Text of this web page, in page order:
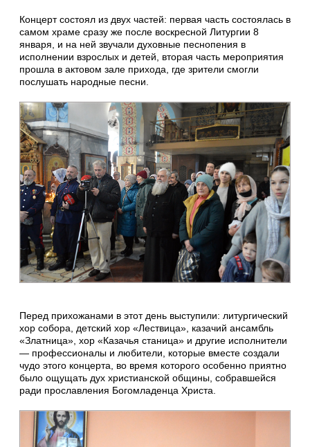
Концерт состоял из двух частей: первая часть состоялась в
самом храме сразу же после воскресной Литургии 8
января, и на ней звучали духовные песнопения в
исполнении взрослых и детей, вторая часть мероприятия
прошла в актовом зале прихода, где зрители смогли
послушать народные песни.
Перед прихожанами в этот день выступили: литургический
хор собора, детский хор «Лествица», казачий ансамбль
«Златница», хор «Казачья станица» и другие исполнители
— профессионалы и любители, которые вместе создали
чудо этого концерта, во время которого особенно приятно
было ощущать дух христианской общины, собравшейся
ради прославления Богомладенца Христа.